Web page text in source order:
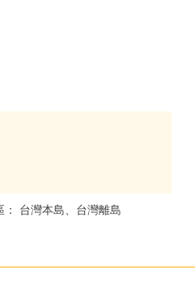
： 台灣本島、台灣離島